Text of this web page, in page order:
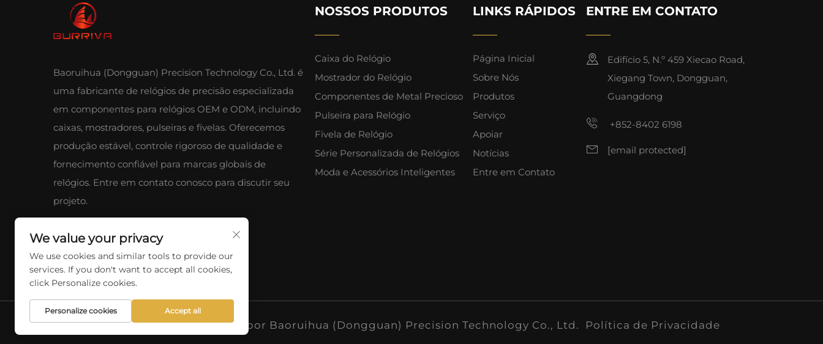
Baoruihua (Dongguan) Precision Technology Co., Ltd. é
uma fabricante de relógios de precisão especializada
em componentes para relógios OEM e ODM, incluindo
caixas, mostradores, pulseiras e fivelas. Oferecemos
produção estável, controle rigoroso de qualidade e
fornecimento confiável para marcas globais de
relógios. Entre em contato conosco para discutir seu
projeto.
NOSSOS PRODUTOS
Caixa do Relógio
Mostrador do Relógio
Componentes de Metal Precioso
Pulseira para Relógio
Fivela de Relógio
Série Personalizada de Relógios
Moda e Acessórios Inteligentes
LINKS RÁPIDOS
Página Inicial
Sobre Nós
Produtos
Serviço
Apoiar
Notícias
Entre em Contato
ENTRE EM CONTATO
Edifício 5, N.º 459 Xiecao Road,
Xiegang Town, Dongguan,
Guangdong
+852-8402 6198
[email protected]
Direitos Autorais © 2025 por Baoruihua (Dongguan) Precision Technology Co., Ltd. Política de Privacidade
We value your privacy
We use cookies and similar tools to provide our
services. If you don't want to accept all cookies,
click Personalize cookies.
Personalize cookies Accept all